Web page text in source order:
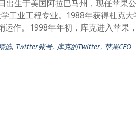
出生于美国阿拉巴马州，现任苹果
工业工程专业。1988年获得杜克
作。1998年年初，库克进入苹果
选, Twitter账号, 库克的Twitter, 苹果CEO